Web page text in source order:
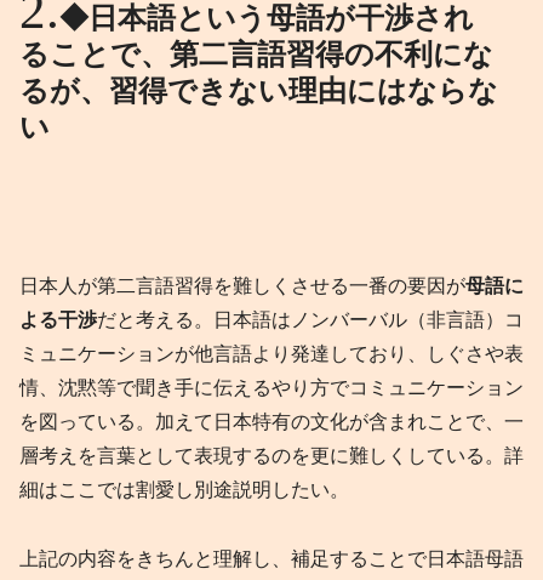
◆日本語という母語が干渉され
ることで、第二言語習得の不利にな
るが、習得できない理由にはならな
い
日本人が第二言語習得を難しくさせる一番の要因が母語に
よる干渉だと考える。日本語はノンバーバル（非言語）コ
ミュニケーションが他言語より発達しており、しぐさや表
情、沈黙等で聞き手に伝えるやり方でコミュニケーション
を図っている。加えて日本特有の文化が含まれことで、一
層考えを言葉として表現するのを更に難しくしている。詳
細はここでは割愛し別途説明したい。
上記の内容をきちんと理解し、補足することで日本語母語